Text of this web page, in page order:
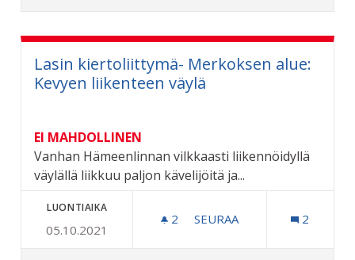
Lasin kiertoliittymä- Merkoksen alue:
Kevyen liikenteen väylä
EI MAHDOLLINEN
Vanhan Hämeenlinnan vilkkaasti liikennöidyllä
väylällä liikkuu paljon kävelijöitä ja...
LUONTIAIKA
05.10.2021
2 2 SEURAAJAA
SEURAA 2